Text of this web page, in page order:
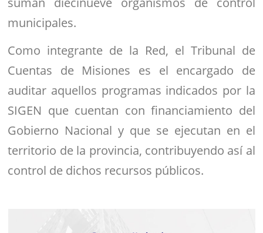
municipales.
Como integrante de la Red, el Tribunal de
Cuentas de Misiones es el encargado de
auditar aquellos programas indicados por la
SIGEN que cuentan con financiamiento del
Gobierno Nacional y que se ejecutan en el
territorio de la provincia, contribuyendo así al
control de dichos recursos públicos.